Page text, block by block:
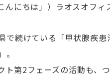
にちは」）ラオスオフィ
で続けている「甲状腺疾
第2フェーズの活動も、